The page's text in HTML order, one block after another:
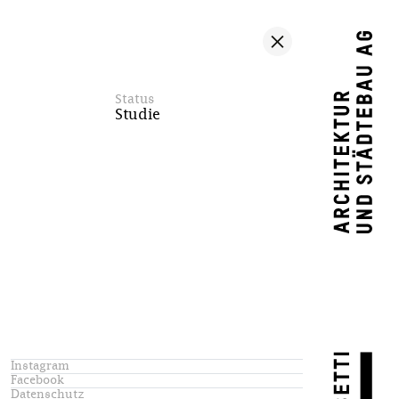
Status
Studie
Instagram
Facebook
Datenschutz